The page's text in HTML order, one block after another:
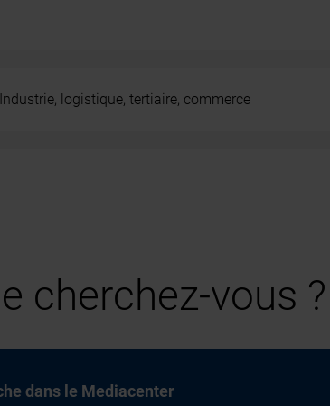
Industrie, logistique, tertiaire, commerce
cherchez-vous ?
dans le Mediacenter